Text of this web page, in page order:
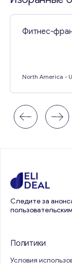
Фитнес-
North America -
Следите за
Политики
Условия